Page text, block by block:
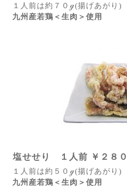
１人前は約７０ℊ(揚げあがり)
九州産若鶏＜生肉＞使用
塩せせり １人前 ￥２８０
１人前は約５０ℊ(揚げあがり)
九州産若鶏＜生肉＞使用